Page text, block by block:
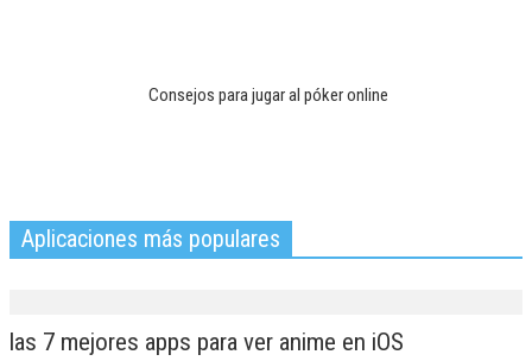
Consejos para jugar al póker online
Aplicaciones más populares
las 7 mejores apps para ver anime en iOS